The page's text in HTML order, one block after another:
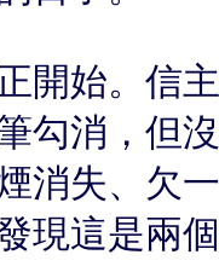
開始。信
勾消，但
消失、欠
現這是兩